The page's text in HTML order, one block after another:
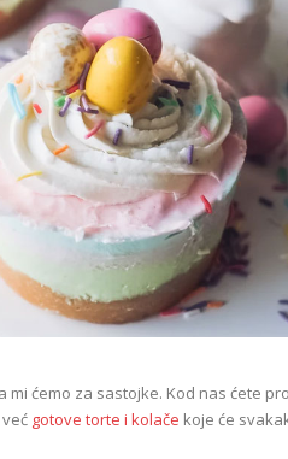
mi ćemo za sastojke. Kod nas ćete
već gotove torte i kolače koje će